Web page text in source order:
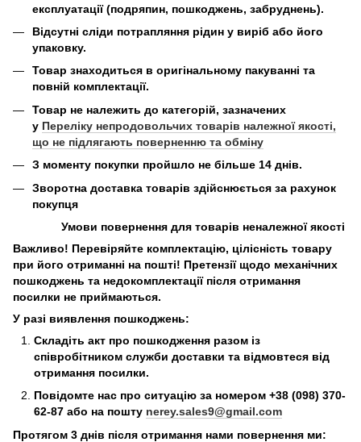
експлуатації (подряпин, пошкоджень, забруднень).
Відсутні сліди потрапляння рідин у виріб або його
упаковку.
Товар знаходиться в оригінальному пакуванні та
повній комплектації.
Товар не належить до категорій, зазначених
у Переліку непродовольчих товарів належної якості,
що не підлягають поверненню та обміну
З моменту покупки пройшло не більше 14 днів.
Зворотна доставка товарів здійснюється за рахунок
покупця
Умови повернення для товарів неналежної якості
Важливо! Перевіряйте комплектацію, цілісність товару
при його отриманні на пошті! Претензії щодо механічних
пошкоджень та недокомплектації після отримання
посилки не приймаються.
У разі виявлення пошкоджень:
Складіть акт про пошкодження разом із
співробітником служби доставки та відмовтеся від
отримання посилки.
Повідомте нас про ситуацію за номером +38 (098) 370-
62-87 або на пошту nerey.sales9@gmail.com
Протягом 3 днів після отримання нами повернення ми: